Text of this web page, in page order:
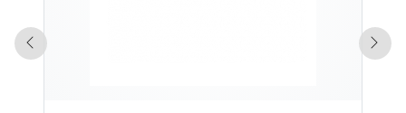
Vorherige Produkte